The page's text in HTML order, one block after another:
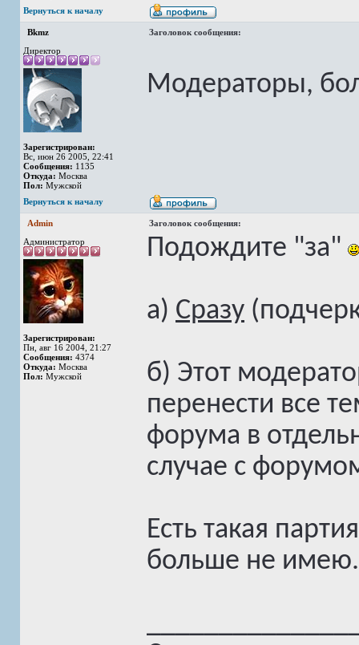
Вернуться к началу
Bkmz
Заголовок сообщения:
Директор
Зарегистрирован:
Вс, июн 26 2005, 22:41
Сообщения: 1135
Откуда: Москва
Пол: Мужской
Модераторы,
Вернуться к началу
Admin
Заголовок сообщения:
Администратор
Зарегистрирован:
Пн, авг 16 2004, 21:27
Сообщения: 4374
Откуда: Москва
Пол: Мужской
Подождите "за"
а) Сразу
б) Этот
перенести все
форума в
случае с
Есть такая
больше не имею.